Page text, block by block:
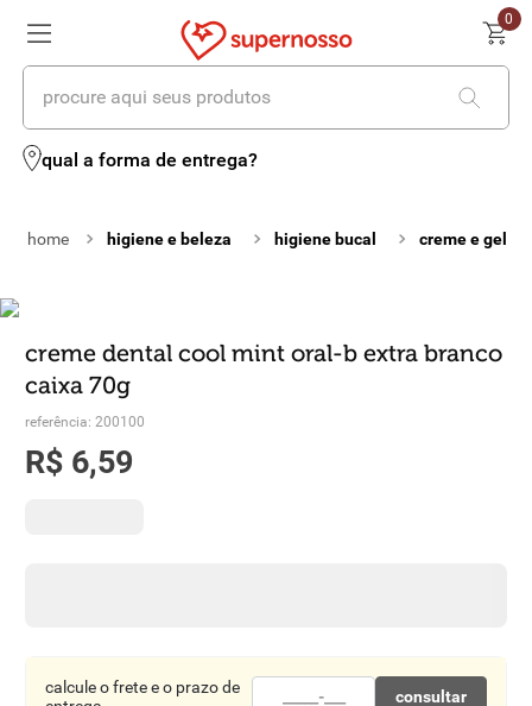
0
procure aqui seus produtos
qual a forma de entrega?
higiene e beleza higiene bucal creme e gel
creme dental cool mint oral-b extra branco
caixa 70g
referência: 200100
R$ 6,59
calcule o frete e o prazo de
consultar
termos mais buscados
2º leite
4 º iogurte
5º queijo
6 vinhos